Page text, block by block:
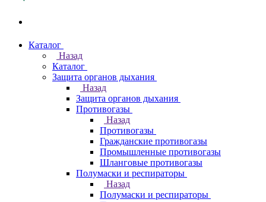
Каталог
Назад
Каталог
Защита органов дыхания
Назад
Защита органов дыхания
Противогазы
Назад
Противогазы
Гражданские противогазы
Промышленные противогазы
Шланговые противогазы
Полумаски и респираторы
Назад
Полумаски и респираторы